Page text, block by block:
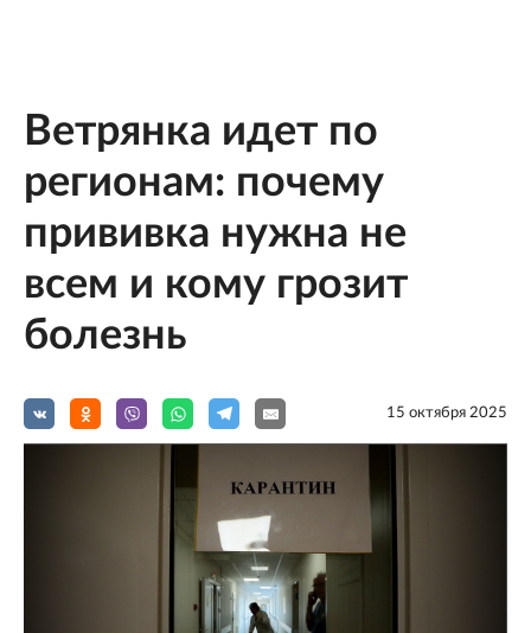
Ветрянка идет по
регионам: почему
прививка нужна не
всем и кому грозит
болезнь
15 октября 2025